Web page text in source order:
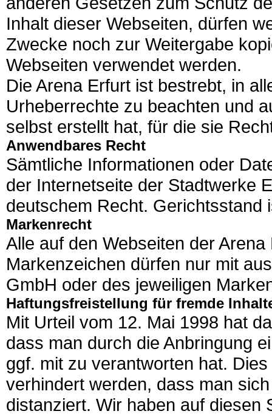
Inhalt dieser Webseiten, dürfen
Zwecke noch zur Weitergabe
Webseiten verwendet werden.
Die Arena Erfurt ist bestrebt, in
Urheberrechte zu beachten und
selbst erstellt hat, für die sie
Anwendbares Recht
Sämtliche Informationen oder
der Internetseite der Stadtwerke
deutschem Recht. Gerichtsstand
Markenrecht
Alle auf den Webseiten der
Markenzeichen dürfen nur mit
GmbH oder des jeweiligen
Haftungsfreistellung für fremde
Mit Urteil vom 12. Mai 1998 hat
dass man durch die Anbringung
ggf. mit zu verantworten hat.
verhindert werden, dass man
distanziert. Wir haben auf diesen